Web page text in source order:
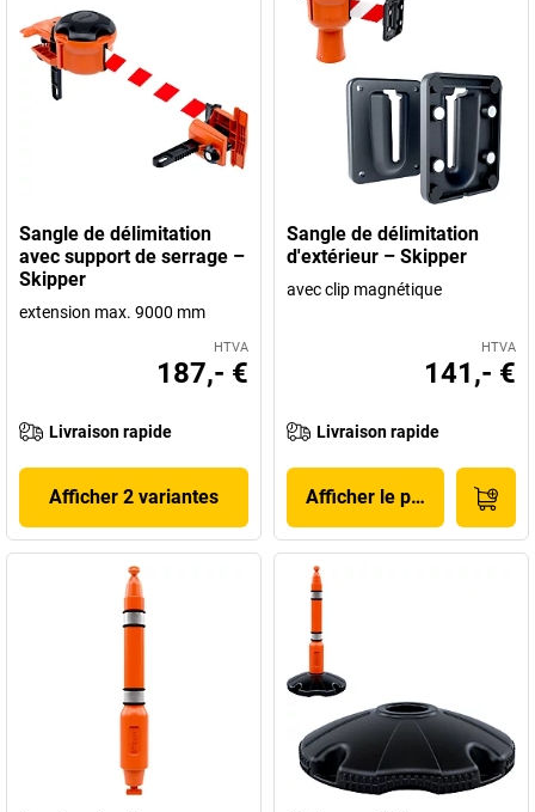
Sangle de délimitation
avec support de serrage –
Skipper
extension max. 9000 mm
HTVA
187,- €
Livraison rapide
Afficher 2 variantes
Sangle de délimitation
d'extérieur – Skipper
avec clip magnétique
HTVA
141,- €
Livraison rapide
Afficher le produit